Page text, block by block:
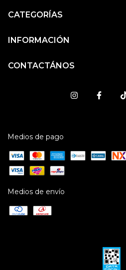
CATEGORÍAS
INFORMACIÓN
CONTACTÁNOS
Medios de pago
Medios de envío